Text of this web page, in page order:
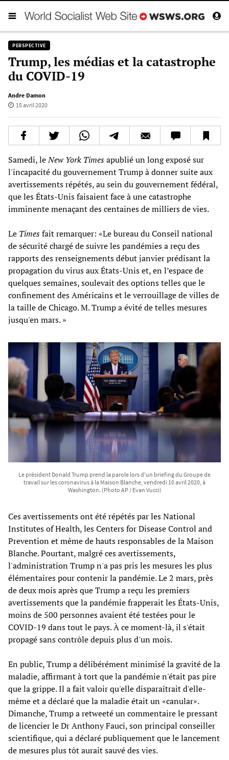
PERSPECTIVE
Trump, les médias et la catastrophe
du COVID-19
Andre Damon
15 avril 2020
Samedi, leNew York Timesapublié un long exposé sur
l'incapacité du gouvernement Trump à donner suite aux
avertissements répétés, au sein du gouvernement fédéral,
que les États-Unis faisaient face à une catastrophe
imminente menaçant des centaines de milliers de vies.
Le Timesfait remarquer: «Le bureau du Conseil national
de sécurité chargé de suivre les pandémies a reçu des
rapports des renseignements début janvier prédisant la
propagation du virus aux États-Unis et, en l’espace de
quelques semaines, soulevait des options telles que le
confinement des Américains et le verrouillage de villes de
la taille de Chicago. M. Trump a évité de telles mesures
jusqu'en mars. »
Le président Donald Trump prend la parole lors d'un briefing du Groupe de
travail sur les coronavirus à la Maison Blanche, vendredi 10 avril 2020, à
Washington. (Photo AP / Evan Vucci)
Ces avertissements ont été répétés par les National
Institutes of Health, les Centers for Disease Control and
Prevention et même de hauts responsables de la Maison
Blanche. Pourtant, malgré ces avertissements,
l'administration Trump n'a pas pris les mesures les plus
élémentaires pour contenir la pandémie. Le 2 mars, près
de deux mois après que Trump a reçu les premiers
avertissements que la pandémie frapperait les États-Unis,
moins de 500 personnes avaient été testées pour le
COVID-19 dans tout le pays. À ce moment-là, il s'était
propagé sans contrôle depuis plus d'un mois.
En public, Trump a délibérément minimisé la gravité de la
maladie, affirmant à tort que la pandémie n'était pas pire
que la grippe. Il a fait valoir qu'elle disparaîtrait d'elle-
même et a déclaré que la maladie était un «canular».
Dimanche, Trump a retweeté un commentaire le pressant
de licencier le Dr Anthony Fauci, son principal conseiller
scientifique, qui a déclaré publiquement que le lancement
de mesures plus tôt aurait sauvé des vies.